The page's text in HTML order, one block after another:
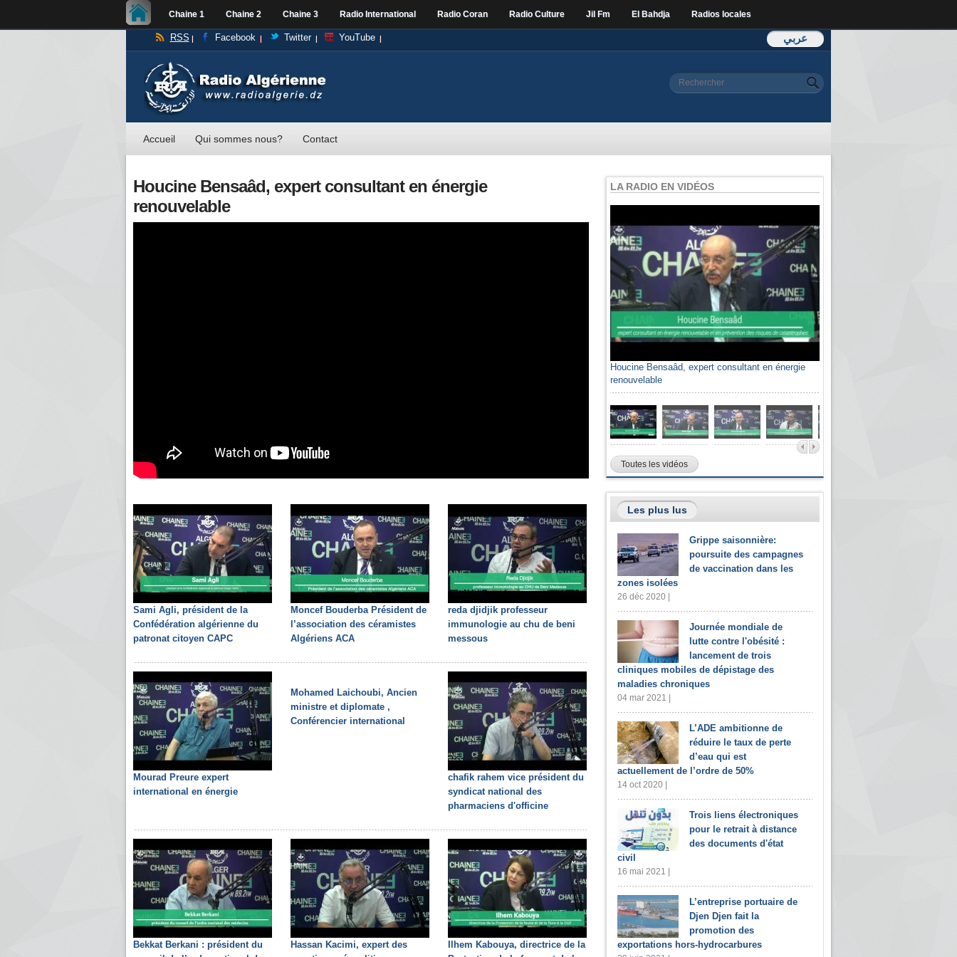
Chaine 1 Chaine 2 Chaine 3 Radio International Radio Coran Radio Culture Jil Fm El Bahdja Radios locales
عربي RSS Facebook Twitter YouTube
Formulaire de
Rechercher
Accueil Qui sommes nous? Contact
Houcine Bensaâd, expert consultant en énergie
renouvelable
Sami Agli, président de la
Confédération algérienne du
patronat citoyen CAPC
Moncef Bouderba Président de
l’association des céramistes
Algériens ACA
reda djidjik professeur
immunologie au chu de beni
messous
Mourad Preure expert
international en énergie
Mohamed Laichoubi, Ancien
ministre et diplomate ,
Conférencier international
chafik rahem vice président du
syndicat national des
pharmaciens d'officine
Bekkat Berkani : président du
Hassan Kacimi, expert des
Ilhem Kabouya, directrice de la
LA RADIO EN VIDÉOS
Houcine Bensaâd, expert consultant en énergie
renouvelable
Toutes les vidéos
Les plus lus
Grippe saisonnière:
poursuite des campagnes
de vaccination dans les
zones isolées
26 déc 2020 |
Journée mondiale de
lutte contre l'obésité :
lancement de trois
cliniques mobiles de dépistage des
maladies chroniques
04 mar 2021 |
L’ADE ambitionne de
réduire le taux de perte
d’eau qui est
actuellement de l’ordre de 50%
14 oct 2020 |
Trois liens électroniques
pour le retrait à distance
des documents d'état
civil
16 mai 2021 |
L’entreprise portuaire de
Djen Djen fait la
promotion des
exportations hors-hydrocarbures